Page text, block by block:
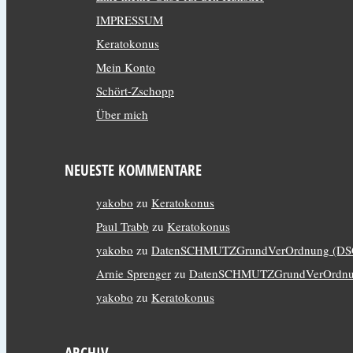
IMPRESSUM
Keratokonus
Mein Konto
Schört-Zschopp
Über mich
NEUESTE KOMMENTARE
yakobo zu Keratokonus
Paul Trabb zu Keratokonus
yakobo zu DatenSCHMUTZGrundVerOrdnung
Arnie Sprenger zu
yakobo zu Keratokonus